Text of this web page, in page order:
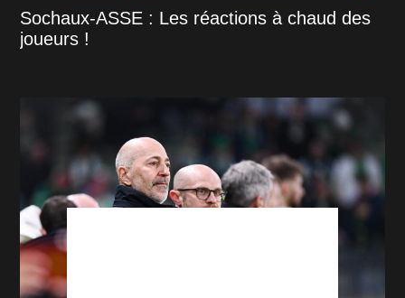
Sochaux-ASSE : Les réactions à chaud des
joueurs !